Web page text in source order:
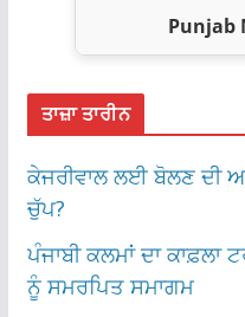
Punjab
ਤਾਜ਼ਾ ਤਾਰੀਨ
ਕੇਜਰੀਵਾਲ ਲਈ ਬੋਲਣ ਦੀ
ਚੁੱਪ?
ਪੰਜਾਬੀ ਕਲਮਾਂ ਦਾ ਕਾਫ਼ਲਾ
ਨੂੰ ਸਮਰਪਿਤ ਸਮਾਗਮ